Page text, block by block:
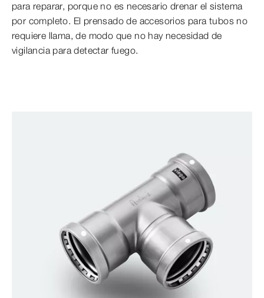
para reparar, porque no es necesario drenar el sistema
por completo. El prensado de accesorios para tubos no
requiere llama, de modo que no hay necesidad de
vigilancia para detectar fuego.